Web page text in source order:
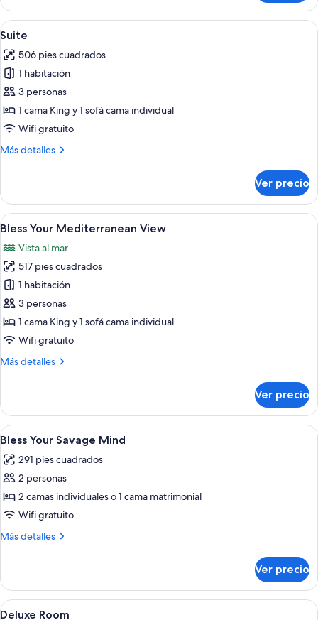
Suite,
Sea
View
Abrir
todas
las
fotos
de
Suite
Una habitación de hotel moderna
6
Suite
506 pies cuadrados
1 habitación
3 personas
1 cama King y 1 sofá cama individual
Wifi gratuito
Más detalles
Más
Ver precio
Abrir
todas
las
fotos
de
Bless
Your
Mediterranean
Un dormitorio moderno con una
6
Bless Your Mediterranean View
Vista al mar
517 pies cuadrados
1 habitación
3 personas
1 cama King y 1 sofá cama individual
Wifi gratuito
Más detalles
Más
Your
Mediterranean
View
Ver precio
Abrir
todas
las
fotos
de
Bless
Your
Una habitación de hotel moderna
6
Bless Your Savage Mind
291 pies cuadrados
2 personas
2 camas individuales o 1 cama matrimonial
Wifi gratuito
Más detalles
Más
Your
Savage
Mind
Ver precio
Abrir
Camas con efecto memoria, minibar
8
Deluxe Room